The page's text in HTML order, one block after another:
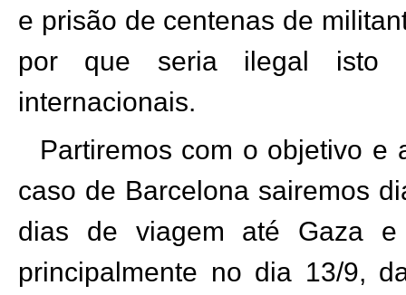
e prisão de centenas de
por que seria ilegal isto
internacionais.
Partiremos com o objetivo e
caso de Barcelona sairemos
dias de viagem até Gaza e
principalmente no dia 13/9,